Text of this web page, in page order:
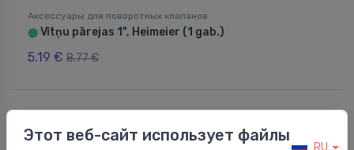
Аксессуары для поворотных клапанов
⬤ Vītņu pārejas 1", Heimeier (1 gab.)
5.19 € 8.77 €
Этот веб-сайт использует файлы
RU